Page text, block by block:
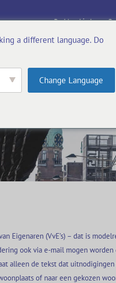
Rechtsgebieden
Eigenaren (VvE’s) – dat is
ook via e-mail mogen worden
alleen de tekst dat uitnodigingen
of naar een gekozen
a different language. Do
Change Language